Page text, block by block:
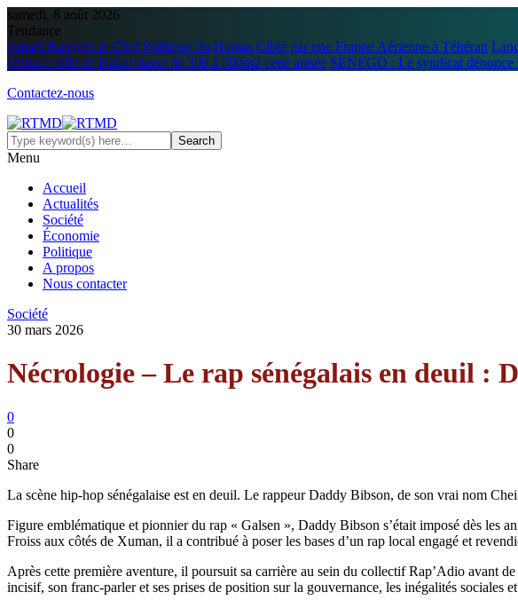
samedi, 8 août 2026
Tendance
Ismaël Haniyeh le Chef Politique du Hamas Ciblé par une Frappe Aérienne à Téhéran
l'espace ville de Dakar passe de 300 à 500m2 cette année SENEGO : Le syndicat
Contactez-nous
Menu
Accueil
Actualités
Société
Économie
Politique
A propos
Nous contacter
Société
30 mars 2026
Nécrologie – Le rap sénégalais en deuil :
0
0
0
Share
La scène hip-hop sénégalaise est en deuil. Le rappeur Daddy Bibson, de son vrai nom
Figure emblématique et pionnier du rap « Galsen », Daddy Bibson s’était imposé dès les
Froiss aux côtés de Xuman, il a contribué à poser les bases d’un rap local engagé et
Après cette première aventure, il poursuit sa carrière au sein du collectif Rap’Adio avant
incisif, son franc-parler et ses prises de position sur la gouvernance, les inégalités sociales